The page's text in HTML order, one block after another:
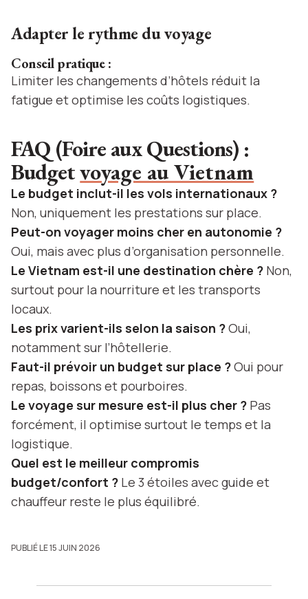
Adapter le rythme du voyage
Conseil pratique :
Limiter les changements d’hôtels réduit la
fatigue et optimise les coûts logistiques.
FAQ (Foire aux Questions) :
Budgetvoyage au Vietnam
Le budget inclut-il les vols internationaux ?
Non, uniquement les prestations sur place.
Peut-on voyager moins cher en autonomie ?
Oui, mais avec plus d’organisation personnelle.
Le Vietnam est-il une destination chère ? Non,
surtout pour la nourriture et les transports
locaux.
Les prix varient-ils selon la saison ?Oui,
notamment sur l’hôtellerie.
Faut-il prévoir un budget sur place ?Oui pour
repas, boissons et pourboires.
Le voyage sur mesure est-il plus cher ? Pas
forcément, il optimise surtout le temps et la
logistique.
Quel est le meilleur compromis
budget/confort ? Le 3 étoiles avec guide et
chauffeur reste le plus équilibré.
PUBLIÉ LE 15 JUIN 2026